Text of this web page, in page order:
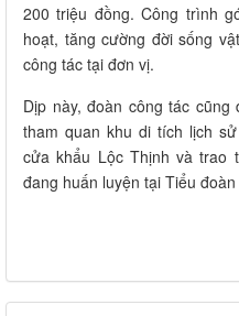
200 triệu đồng. Công trình
hoạt, tăng cường đời sống
công tác tại đơn vị.
Dịp này, đoàn công tác
tham quan khu di tích lịch
cửa khẩu Lộc Thịnh và trao
đang huấn luyện tại Tiểu